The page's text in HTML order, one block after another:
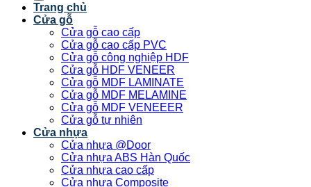
Trang chủ
Cửa gỗ
Cửa gỗ cao cấp
Cửa gỗ cao cấp PVC
Cửa gỗ công nghiệp HDF
Cửa gỗ HDF VENEER
Cửa gỗ MDF LAMINATE
Cửa gỗ MDF MELAMINE
Cửa gỗ MDF VENEEER
Cửa gỗ tự nhiên
Cửa nhựa
Cửa nhựa @Door
Cửa nhựa ABS Hàn Quốc
Cửa nhựa cao cấp
Cửa nhựa Composite